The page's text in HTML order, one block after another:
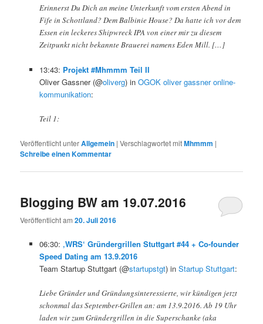
Erinnerst Du Dich an meine Unterkunft vom ersten Abend in
Fife in Schottland? Dem Balbinie House? Da hatte ich vor dem
Essen ein leckeres Shipwreck IPA von einer mir zu diesem
Zeitpunkt nicht bekannte Brauerei namens Eden Mill. […]
13:43: Projekt #Mhmmm Teil II
Oliver Gassner (@oliverg) in OGOK oliver gassner online-
kommunikation:
Teil 1:
Veröffentlicht unterAllgemein |Verschlagwortet mitMhmmm |
Schreibe einen Kommentar
Blogging BW am 19.07.2016
Veröffentlicht am20. Juli 2016
06:30: ‚WRS‘ Gründergrillen Stuttgart #44 + Co-founder
Speed Dating am 13.9.2016
Team Startup Stuttgart (@startupstgt) in Startup Stuttgart:
Liebe Gründer und Gründungsinteressierte, wir kündigen jetzt
schonmal das September-Grillen an: am 13.9.2016. Ab 19 Uhr
laden wir zum Gründergrillen in die Superschanke (aka